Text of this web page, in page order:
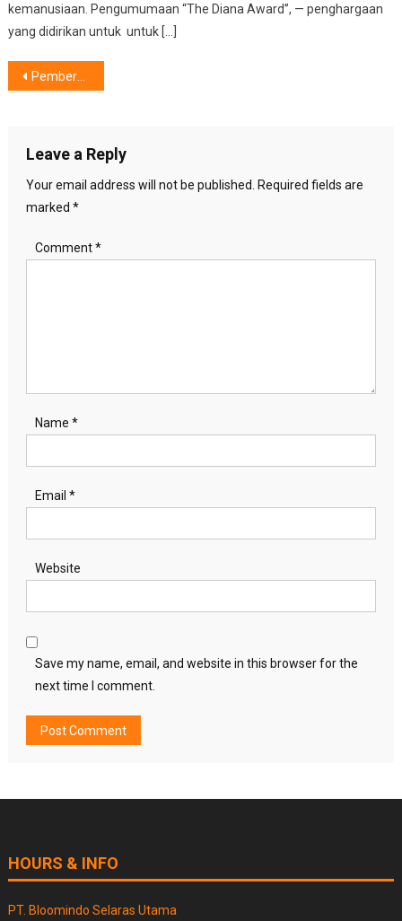
kemanusiaan. Pengumumaan “The Diana Award”, — penghargaan
yang didirikan untuk untuk […]
Post
Pemberdayaan Ibu Melalui Rumah Belajar, Komitmen IHG Bergandeng Saab Shares
Leave a Reply
Your email address will not be published.
Required fields are
marked *
Comment*
Name *
Email *
Website
Save my name, email, and website in this browser for the
next time I comment.
HOURS & INFO
PT. Bloomindo Selaras Utama